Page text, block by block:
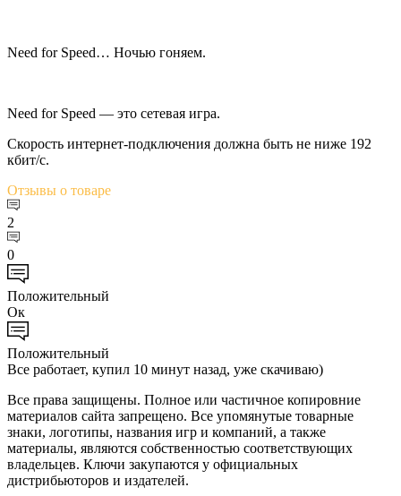
Need for Speed… Ночью гоняем.
Need for Speed — это сетевая игра.
Скорость интернет-подключения должна быть не ниже 192
кбит/с.
Отзывы о товаре
2
0
Положительный
Ок
Положительный
Все работает, купил 10 минут назад, уже скачиваю)
Все права защищены. Полное или частичное копировние
материалов сайта запрещено. Все упомянутые товарные
знаки, логотипы, названия игр и компаний, а также
материалы, являются собственностью соответствующих
владельцев. Ключи закупаются у официальных
дистрибьюторов и издателей.